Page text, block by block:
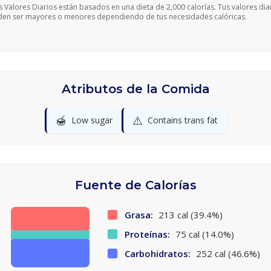
Valores Diarios están basados en una dieta de 2,000 calorías. Tus valores
ser mayores o menores dependiendo de tus necesidades calóricas.
Atributos de la Comida
🍯 Low sugar ⚠️ Contains trans fat
Fuente de Calorías
Grasa: 213 cal (39.4%)
Proteínas: 75 cal (14.0%)
Carbohidratos: 252 cal (46.6%)